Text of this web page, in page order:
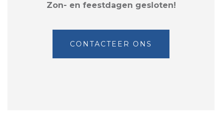
Zon- en feestdagen gesloten!
CONTACTEER ONS